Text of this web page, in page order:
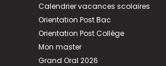
Calendrier vacances scolaires
Orientation Post Bac
Orientation Post Collège
Mon master
Grand Oral 2026